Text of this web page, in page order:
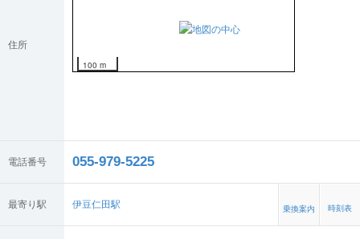
住所
100 m
電話番号 055-979-5225
最寄り駅 伊豆仁田駅 乗換案内 時刻表